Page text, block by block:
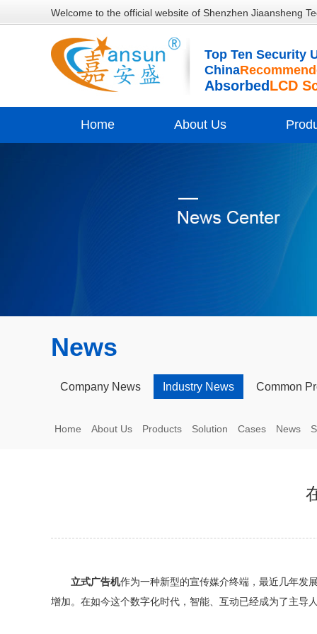
Welcome to the official website of Shenzhen Jiaansheng
Top Ten Security
China
AbsorbedLCD
Home About Us
News
Company News Industry News Common
Home About Us Products Solution Cases News
立式广告机作为一种新型的宣传媒介终端，最近几年发
增加。在如今这个数字化时代，智能、互动已经成为了主导